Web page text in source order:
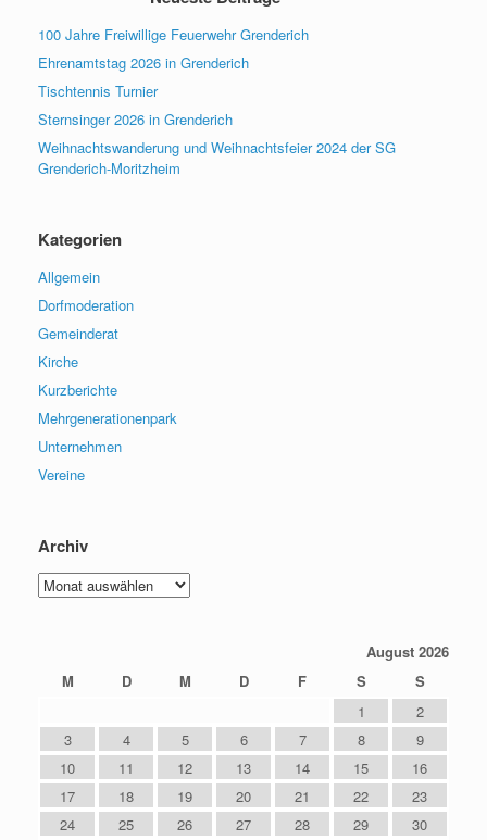
100 Jahre Freiwillige Feuerwehr Grenderich
Ehrenamtstag 2026 in Grenderich
Tischtennis Turnier
Sternsinger 2026 in Grenderich
Weihnachtswanderung und Weihnachtsfeier 2024 der SG
Grenderich-Moritzheim
Kategorien
Allgemein
Dorfmoderation
Gemeinderat
Kirche
Kurzberichte
Mehrgenerationenpark
Unternehmen
Vereine
Archiv
Archiv
August 2026
M
D M D F S
S
1
2
3
4 5 6 7 8
9
10
11 12 13 14 15
16
17
18 19 20 21 22
23
24
25 26 27 28 29
30